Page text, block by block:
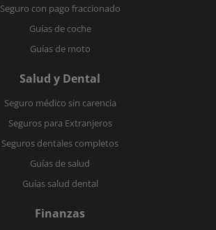
Seguro con pago fraccionado
Guías de coche
Guías de moto
Salud y Dental
Seguro médico sin carencia
Seguros para Extranjeros
Seguros dentales completos
Guías de salud
Guías salud dental
Finanzas